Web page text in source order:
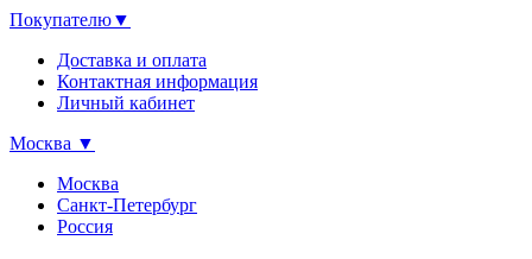
Покупателю▼
Доставка и оплата
Контактная информация
Личный кабинет
Москва ▼
Москва
Санкт-Петербург
Россия